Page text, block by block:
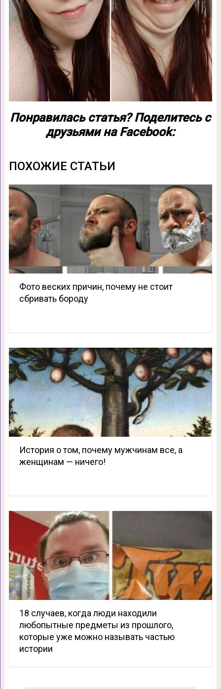
Понравилась статья? Поделитесь с
друзьями на Facebook:
ПОХОЖИЕ СТАТЬИ
Фото веских причин, почему не стоит
сбривать бороду
История о том, почему мужчинам все, а
женщинам — ничего!
18 случаев, когда люди находили
любопытные предметы из прошлого,
которые уже можно называть частью
истории